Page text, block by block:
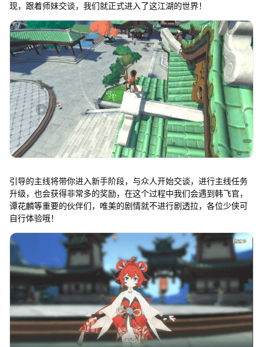
现，跟着师妹交谈，我们就正式进入了这江湖的世界！
引导的主线将带你进入新手阶段，与众人开始交谈，进行主线任务
升级，也会获得非常多的奖励，在这个过程中我们会遇到韩飞官，
谭花麟等重要的伙伴们，唯美的剧情就不进行剧透拉，各位少侠可
自行体验哦！